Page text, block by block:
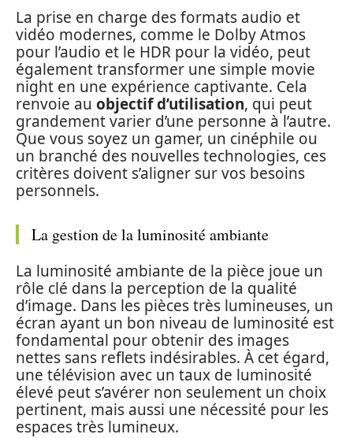
La prise en charge des formats audio et
vidéo modernes, comme le Dolby Atmos
pour l’audio et le HDR pour la vidéo, peut
également transformer une simple movie
night en une expérience captivante. Cela
renvoie au objectif d’utilisation, qui peut
grandement varier d’une personne à l’autre.
Que vous soyez un gamer, un cinéphile ou
un branché des nouvelles technologies, ces
critères doivent s’aligner sur vos besoins
personnels.
La gestion de la luminosité ambiante
La luminosité ambiante de la pièce joue un
rôle clé dans la perception de la qualité
d’image. Dans les pièces très lumineuses, un
écran ayant un bon niveau de luminosité est
fondamental pour obtenir des images
nettes sans reflets indésirables. À cet égard,
une télévision avec un taux de luminosité
élevé peut s’avérer non seulement un choix
pertinent, mais aussi une nécessité pour les
espaces très lumineux.